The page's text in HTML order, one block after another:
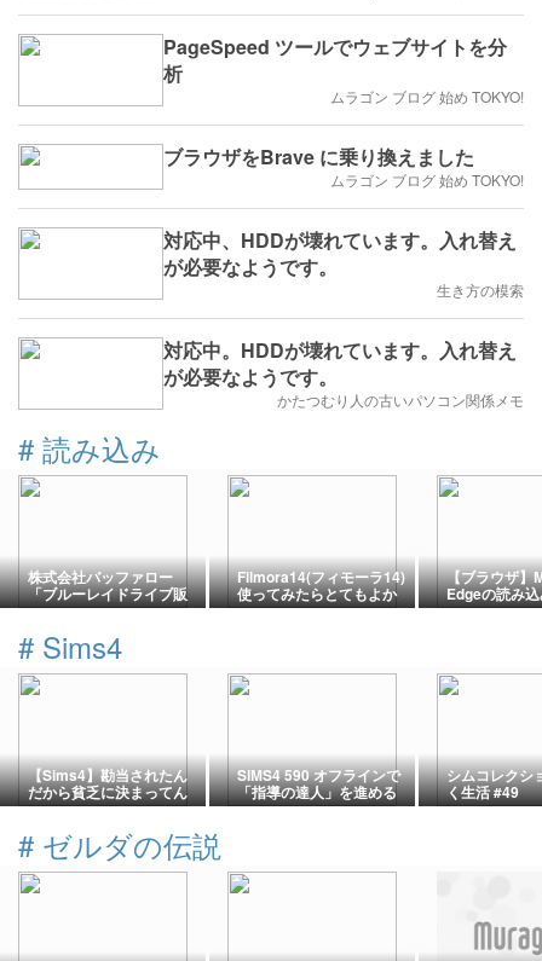
PageSpeed ツールでウェブサイトを分
析
ムラゴン ブログ 始め TOKYO!
ブラウザをBrave に乗り換えました
ムラゴン ブログ 始め TOKYO!
対応中、HDDが壊れています。入れ替え
が必要なようです。
生き方の模索
対応中。HDDが壊れています。入れ替え
が必要なようです。
かたつむり人の古いパソコン関係メモ
# 読み込み
株式会社バッファロー
「ブルーレイドライブ販
売終了」アナウンス！対
Filmora14(フィモーラ14)
使ってみたらとてもよか
った
【ブラウザ
Edgeの読み
合の直し方【
# Sims4
【Sims4】勘当されたん
だから貧乏に決まってん
だろ【ゼスト世帯】
SIMS4 590 オフラインで
「指導の達人」を進める
シムコレクシ
く生活 #49
# ゼルダの伝説